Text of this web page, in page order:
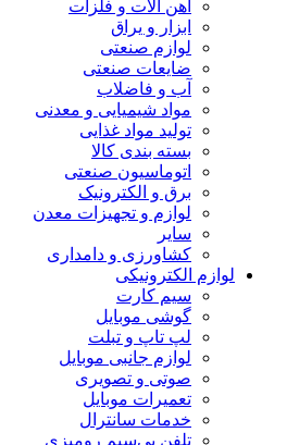
آهن آلات و فلزات
ابزار و یراق
لوازم صنعتی
ضایعات صنعتی
آب و فاضلاب
مواد شیمیایی و معدنی
تولید مواد غذایی
بسته بندی کالا
اتوماسیون صنعتی
برق و الکترونیک
لوازم و تجهیزات معدن
سایر
کشاورزی و دامداری
لوازم الکترونیکی
سیم کارت
گوشی موبایل
لپ تاپ و تبلت
لوازم جانبی موبایل
صوتی و تصویری
تعمیرات موبایل
خدمات سانترال
تلفن بی‌سیم رومیزی